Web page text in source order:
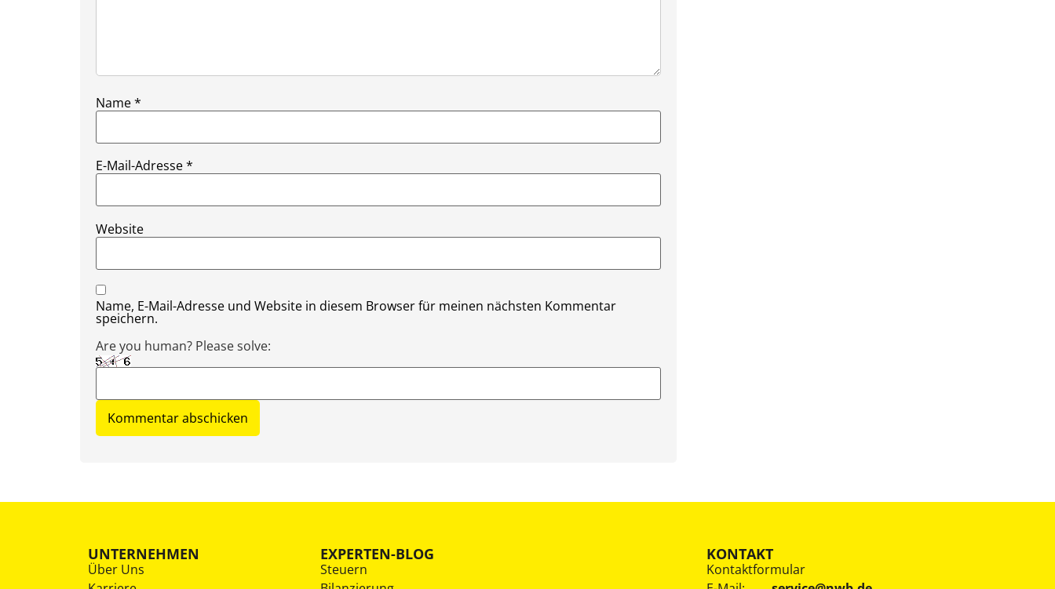
Name*
E-Mail-Adresse*
Website
Name, E-Mail-Adresse und Website in diesem Browser für meinen nächsten Kommentar
speichern.
Are you human? Please solve:
UNTERNEHMEN
Über Uns
EXPERTEN-BLOG
Steuern
KONTAKT
Kontaktformular